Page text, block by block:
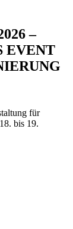
–
EVENT
für
bis 19.